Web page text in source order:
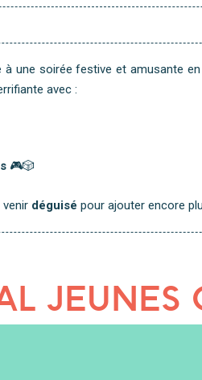
à une soirée festive et amusante
avec :
🎮🎲
déguisé pour ajouter encore
JEUNES